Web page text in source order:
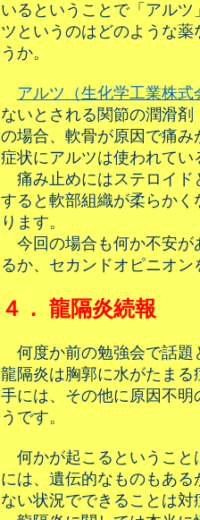
いるということで「アル
ツというのはどのような薬
うか。
アルツ（生化学工業株式
ないとされる関節の潤滑
の場合、軟骨が原因で痛
症状にアルツは使われてい
痛み止めにはステロイド
すると軟部組織が柔らか
ります。
今回の場合も何か不安が
るか、セカンドオピニオ
４． 龍隔炎続報
何度か前の勉強会で話題
龍隔炎は胸郭に水がたま
手には、その他に原因不
うです。
何かが起こるということ
には、遺伝的なものもあ
ない状況でできることは